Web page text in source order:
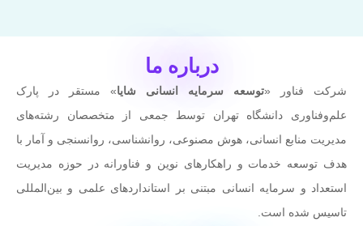
درباره ما
شرکت فناور «توسعه سرمایه انسانی شایا» مستقر در پارک
علم‌وفناوری دانشگاه تهران توسط جمعی از متخصصان رشته‌های
مدیریت منابع انسانی، هوش مصنوعی، روانشناسی، روانسنجی و آمار با
هدف توسعه خدمات و راهکارهای نوین و فناورانه در حوزه مدیریت
استعداد و سرمایه انسانی مبتنی بر استانداردهای علمی و بین‌المللی
تاسیس شده است.